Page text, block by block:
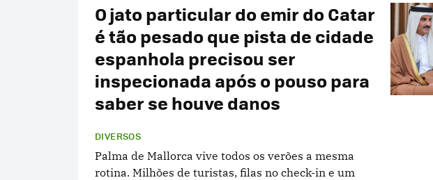
O jato particular do emir do Catar
é tão pesado que pista de cidade
espanhola precisou ser
inspecionada após o pouso para
saber se houve danos
DIVERSOS
Palma de Mallorca vive todos os verões a mesma
rotina. Milhões de turistas, filas no check-in e um